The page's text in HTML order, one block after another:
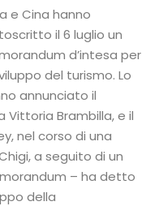
e Cina hanno
il 6 luglio un
d’intesa per
del turismo. Lo
annunciato il
Vittoria Brambilla, e il
nel corso di una
a seguito di un
– ha detto
della